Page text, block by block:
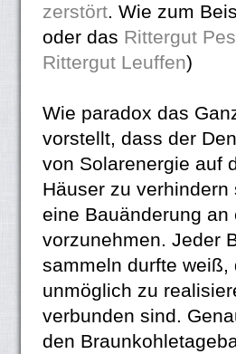
zerstört. Wie zum
oder das Rittergut
Rittergut Leuffen)
Wie paradox das
vorstellt, dass der
von Solarenergie auf
Häuser zu
eine Bauänderung
vorzunehmen. Jeder
sammeln durfte
unmöglich zu
verbunden sind.
den